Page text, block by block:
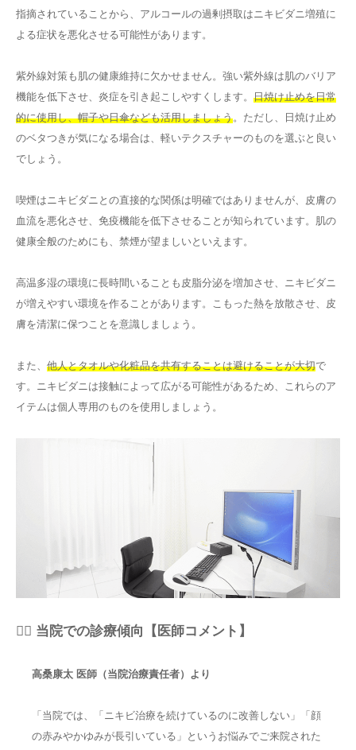
指摘されていることから、アルコールの過剰摂取はニキビダニ増殖に
よる症状を悪化させる可能性があります。
紫外線対策も肌の健康維持に欠かせません。強い紫外線は肌のバリア
機能を低下させ、炎症を引き起こしやすくします。 日焼け止めを日常
的に使用し、帽子や日傘なども活用しましょう。ただし、日焼け止め
のベタつきが気になる場合は、軽いテクスチャーのものを選ぶと良い
でしょう。
喫煙はニキビダニとの直接的な関係は明確ではありませんが、皮膚の
血流を悪化させ、免疫機能を低下させることが知られています。肌の
健康全般のためにも、禁煙が望ましいといえます。
高温多湿の環境に長時間いることも皮脂分泌を増加させ、ニキビダニ
が増えやすい環境を作ることがあります。こもった熱を放散させ、皮
膚を清潔に保つことを意識しましょう。
また、 他人とタオルや化粧品を共有することは避けることが大切で
す。ニキビダニは接触によって広がる可能性があるため、これらのア
イテムは個人専用のものを使用しましょう。
👨‍⚕️ 当院での診療傾向【医師コメント】
高桑康太 医師（当院治療責任者）より
「当院では、「ニキビ治療を続けているのに改善しない」「顔
の赤みやかゆみが長引いている」というお悩みでご来院された